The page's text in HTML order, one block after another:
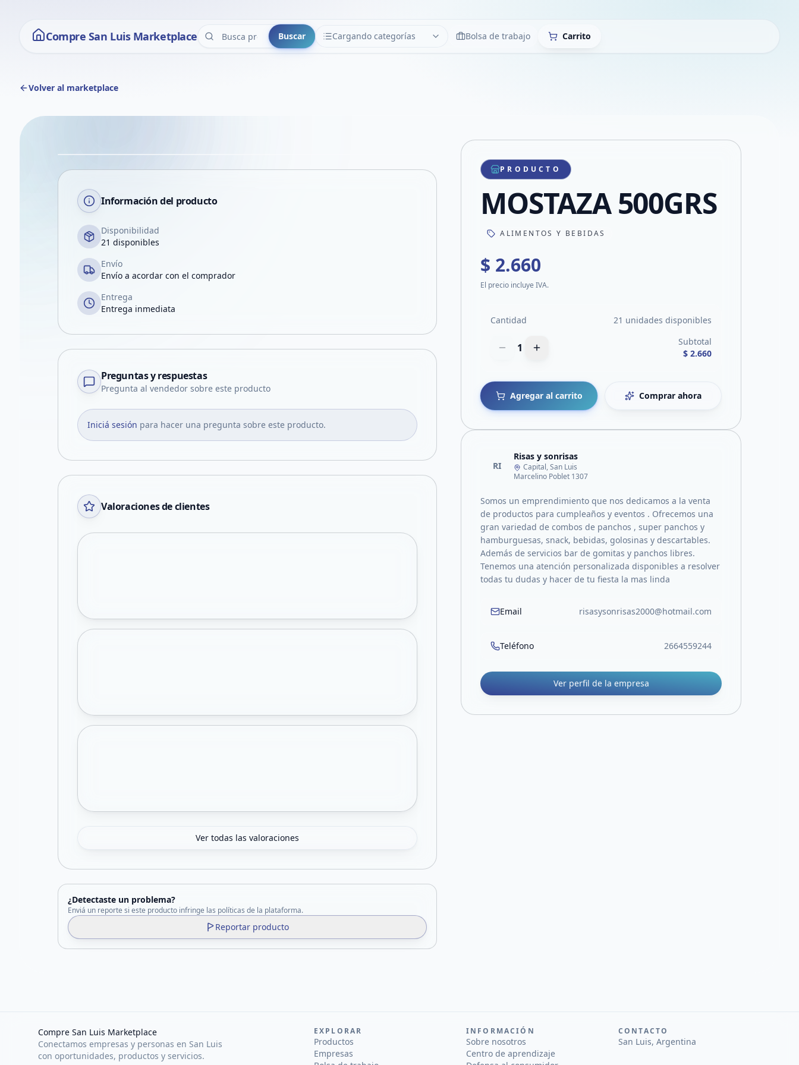
Compre San Luis Marketplace Buscar Cargando categorías
CATEGORÍAS LimpiarBolsa de trabajo Carrito
Volver al marketplace
VER EN PANTALLA COMPLETA
Compartir producto
Compartir por WhatsApp
Compartir por mail
Compartir en Facebook
Compartir en X
Información del producto
Disponibilidad
21 disponibles
Envío
Envío a acordar con el comprador
Entrega
Entrega inmediata
Preguntas y respuestas
Pregunta al vendedor sobre este producto
Iniciá sesión para hacer una pregunta sobre este producto.
Valoraciones de clientes
Ver todas las valoraciones
¿Detectaste un problema?
Enviá un reporte si este producto infringe las políticas de la plataforma.
Reportar producto
PRODUCTO
MOSTAZA 500GRS
ALIMENTOS Y BEBIDAS
$ 2.660
El precio incluye IVA.
Cantidad 21 unidades disponibles
1
Subtotal
$ 2.660
Agregar al carrito Comprar ahora
RI
Risas y sonrisas
Capital, San Luis
Marcelino Poblet 1307
Somos un emprendimiento que nos dedicamos a la venta
de productos para cumpleaños y eventos . Ofrecemos una
gran variedad de combos de panchos , super panchos y
hamburguesas, snack, bebidas, golosinas y descartables.
Además de servicios bar de gomitas y panchos libres.
Tenemos una atención personalizada disponibles a resolver
todas tu dudas y hacer de tu fiesta la mas linda
Email risasysonrisas2000@hotmail.com
Teléfono 2664559244
Ver perfil de la empresa
Compre San Luis Marketplace
Conectamos empresas y personas en San Luis
con oportunidades, productos y servicios.
EXPLORAR
Productos
Empresas
INFORMACIÓN
Sobre nosotros
Centro de aprendizaje
CONTACTO
San Luis, Argentina